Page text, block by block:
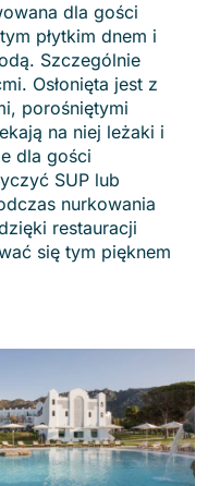
dla gości
płytkim dnem i
Szczególnie
Osłonięta jest z
porośniętymi
na niej leżaki i
dla gości
SUP lub
nurkowania
restauracji
się tym pięknem